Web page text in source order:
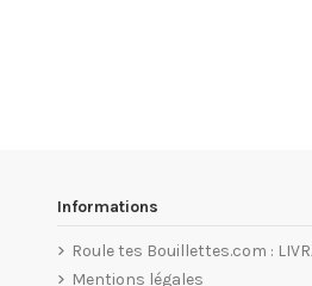
Informations
Roule tes Bouillettes.com :
Mentions légales